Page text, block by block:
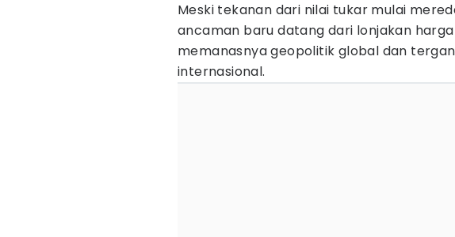
Meski tekanan dari nilai tukar mulai
ancaman baru datang dari lonjakan
memanasnya geopolitik global dan
internasional.